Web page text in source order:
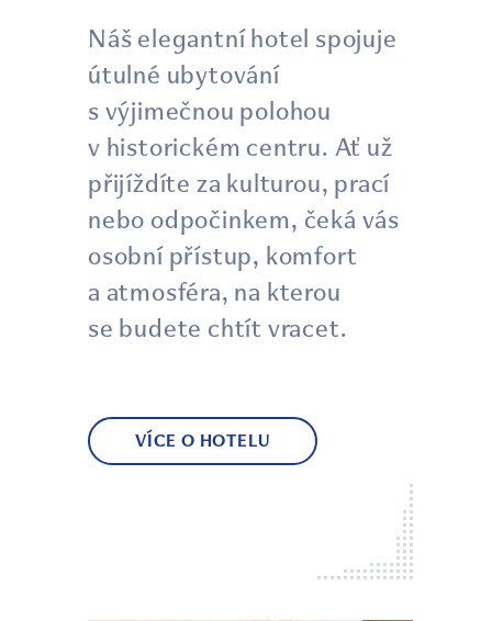
Náš elegantní hotel spojuje
útulné ubytování
s výjimečnou polohou
v historickém centru. Ať už
přijíždíte za kulturou, prací
nebo odpočinkem, čeká vás
osobní přístup, komfort
a atmosféra, na kterou
se budete chtít vracet.
VÍCE O HOTELU